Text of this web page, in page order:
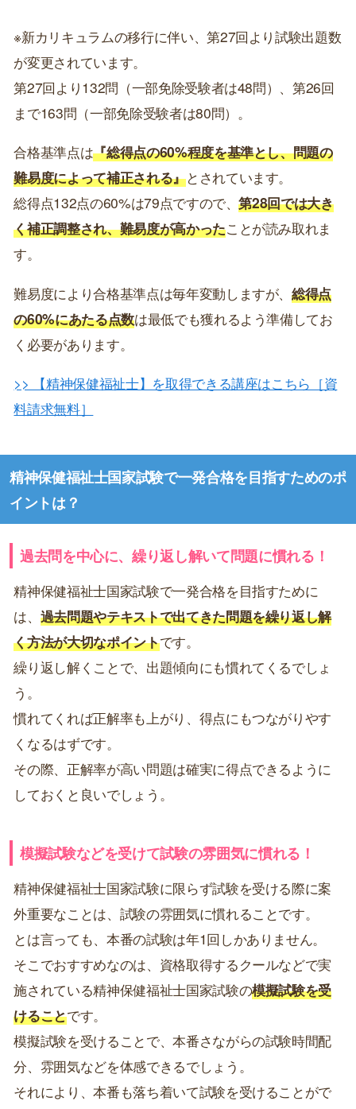
※新カリキュラムの移行に伴い、第27回より試験出題数
が変更されています。
第27回より132問（一部免除受験者は48問）、第26回
まで163問（一部免除受験者は80問）。
合格基準点は『総得点の60%程度を基準とし、問題の
難易度によって補正される』とされています。
総得点132点の60%は79点ですので、第28回では大き
く補正調整され、難易度が高かったことが読み取れま
す。
難易度により合格基準点は毎年変動しますが、総得点
の60%にあたる点数は最低でも獲れるよう準備してお
く必要があります。
>> 【精神保健福祉士】を取得できる講座はこちら［資
料請求無料］
精神保健福祉士国家試験で一発合格を目指すためのポ
イントは？
過去問を中心に、繰り返し解いて問題に慣れる！
精神保健福祉士国家試験で一発合格を目指すために
は、 過去問題やテキストで出てきた問題を繰り返し解
く方法が大切なポイントです。
繰り返し解くことで、出題傾向にも慣れてくるでしょ
う。
慣れてくれば正解率も上がり、得点にもつながりやす
くなるはずです。
その際、正解率が高い問題は確実に得点できるように
しておくと良いでしょう。
模擬試験などを受けて試験の雰囲気に慣れる！
精神保健福祉士国家試験に限らず試験を受ける際に案
外重要なことは、試験の雰囲気に慣れることです。
とは言っても、本番の試験は年1回しかありません。
そこでおすすめなのは、資格取得するクールなどで実
施されている精神保健福祉士国家試験の模擬試験を受
けることです。
模擬試験を受けることで、本番さながらの試験時間配
分、雰囲気などを体感できるでしょう。
それにより、本番も落ち着いて試験を受けることがで